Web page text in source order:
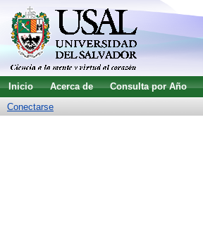
Inicio Acerca de Consulta por Año
Conectarse